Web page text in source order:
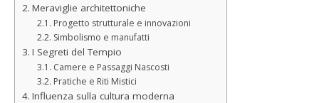
Meraviglie architettoniche
Progetto strutturale e innovazioni
Simbolismo e manufatti
I Segreti del Tempio
Camere e Passaggi Nascosti
Pratiche e Riti Mistici
Influenza sulla cultura moderna